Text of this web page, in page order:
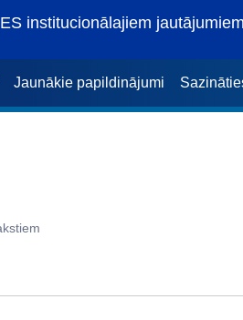
institucionālajiem jautājumiem
Jaunākie papildinājumi